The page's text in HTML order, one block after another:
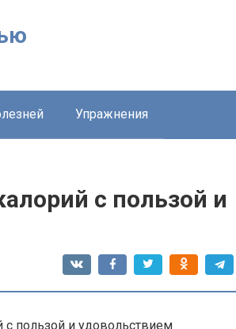
Упражнения
с пользой и